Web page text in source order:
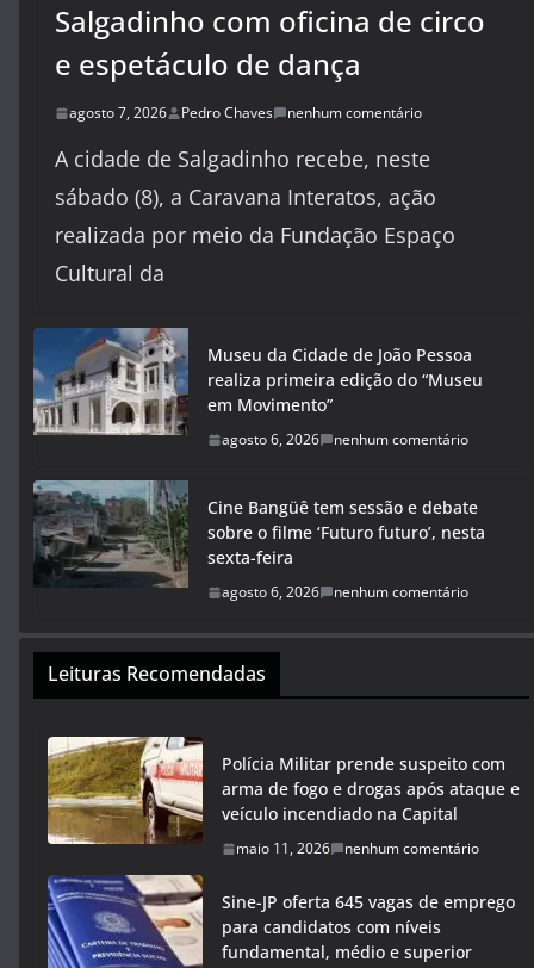
Salgadinho com oficina de circo
e espetáculo de dança
agosto 7, 2026 Pedro Chaves nenhum comentário
A cidade de Salgadinho recebe, neste
sábado (8), a Caravana Interatos, ação
realizada por meio da Fundação Espaço
Cultural da
Museu da Cidade de João Pessoa
realiza primeira edição do “Museu
em Movimento”
agosto 6, 2026 nenhum comentário
Cine Bangüê tem sessão e debate
sobre o filme ‘Futuro futuro’, nesta
sexta-feira
agosto 6, 2026 nenhum comentário
Leituras Recomendadas
Polícia Militar prende suspeito com
arma de fogo e drogas após ataque e
veículo incendiado na Capital
maio 11, 2026 nenhum comentário
Sine-JP oferta 645 vagas de emprego
para candidatos com níveis
fundamental, médio e superior